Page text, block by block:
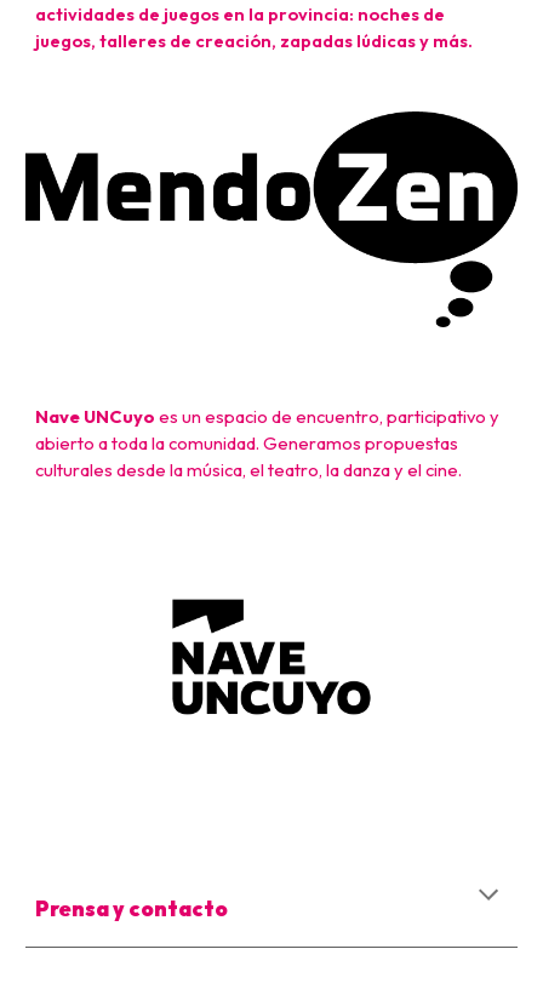
actividades de juegos en la provincia: noches de
juegos, talleres de creación, zapadas lúdicas y más.
Nave UNCuyo es un espacio de encuentro, participativo y
abierto a toda la comunidad. Generamos propuestas
culturales desde la música, el teatro, la danza y el cine.
Prensa y contacto